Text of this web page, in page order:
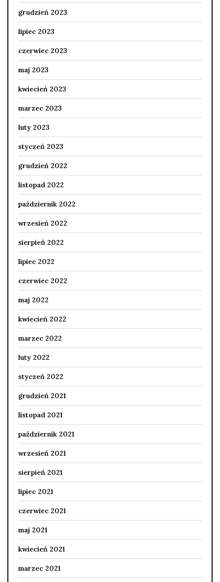
grudzień 2023
lipiec 2023
czerwiec 2023
maj 2023
kwiecień 2023
marzec 2023
luty 2023
styczeń 2023
grudzień 2022
listopad 2022
październik 2022
wrzesień 2022
sierpień 2022
lipiec 2022
czerwiec 2022
maj 2022
kwiecień 2022
marzec 2022
luty 2022
styczeń 2022
grudzień 2021
listopad 2021
październik 2021
wrzesień 2021
sierpień 2021
lipiec 2021
czerwiec 2021
maj 2021
kwiecień 2021
marzec 2021